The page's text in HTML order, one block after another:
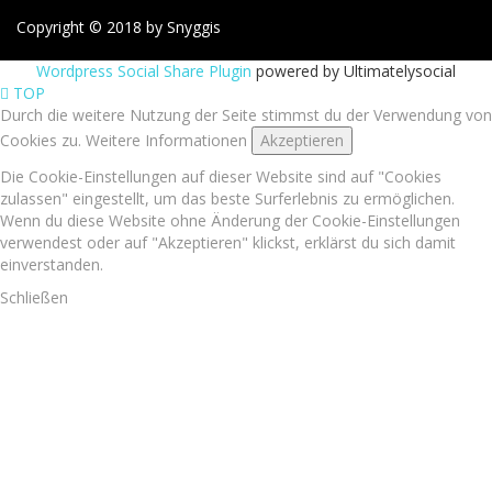
Copyright © 2018 by Snyggis
Wordpress Social Share Plugin powered by Ultimatelysocial
TOP
Durch die weitere Nutzung der Seite stimmst du der Verwendung von
Cookies zu. Weitere Informationen
Akzeptieren
Die Cookie-Einstellungen auf dieser Website sind auf "Cookies
zulassen" eingestellt, um das beste Surferlebnis zu ermöglichen.
Wenn du diese Website ohne Änderung der Cookie-Einstellungen
verwendest oder auf "Akzeptieren" klickst, erklärst du sich damit
einverstanden.
Schließen